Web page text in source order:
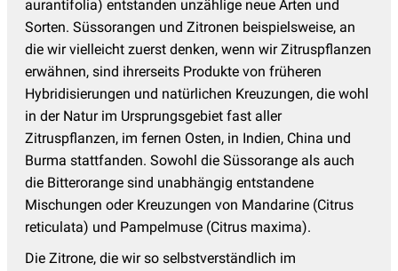
aurantifolia) entstanden unzählige neue Arten und
Sorten. Süssorangen und Zitronen beispielsweise, an
die wir vielleicht zuerst denken, wenn wir Zitruspflanzen
erwähnen, sind ihrerseits Produkte von früheren
Hybridisierungen und natürlichen Kreuzungen, die wohl
in der Natur im Ursprungsgebiet fast aller
Zitruspflanzen, im fernen Osten, in Indien, China und
Burma stattfanden. Sowohl die Süssorange als auch
die Bitterorange sind unabhängig entstandene
Mischungen oder Kreuzungen von Mandarine (Citrus
reticulata) und Pampelmuse (Citrus maxima).
Die Zitrone, die wir so selbstverständlich im